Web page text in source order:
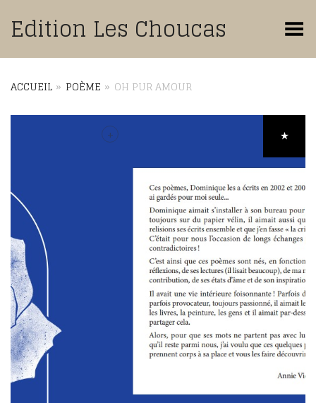
Edition Les ChoucasBasculer le menu
ACCUEIL » POÈME » OH PUR AMOUR